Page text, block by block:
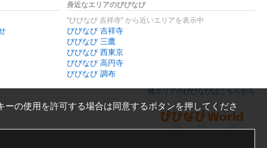
身近なエリアのびびなび
"びびなび 吉祥寺" から近いエリアを表示中
びびなび 吉祥寺
びびなび 三鷹
びびなび 西東京
びびなび 高円寺
びびなび 調布
他エリアのびびなびはこちらから
ーの使用を許可する場合は同意するボタンを押してくださ